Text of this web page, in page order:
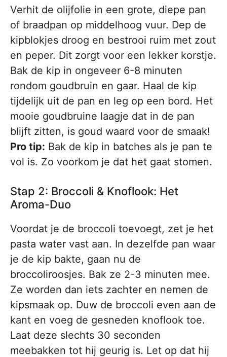
Verhit de olijfolie in een grote, diepe pan
of braadpan op middelhoog vuur. Dep de
kipblokjes droog en bestrooi ruim met zout
en peper. Dit zorgt voor een lekker korstje.
Bak de kip in ongeveer 6-8 minuten
rondom goudbruin en gaar. Haal de kip
tijdelijk uit de pan en leg op een bord. Het
mooie goudbruine laagje dat in de pan
blijft zitten, is goud waard voor de smaak!
Pro tip: Bak de kip in batches als je pan te
vol is. Zo voorkom je dat het gaat stomen.
Stap 2: Broccoli & Knoflook: Het
Aroma-Duo
Voordat je de broccoli toevoegt, zet je het
pasta water vast aan. In dezelfde pan waar
je de kip bakte, gaan nu de
broccoliroosjes. Bak ze 2-3 minuten mee.
Ze worden dan iets zachter en nemen de
kipsmaak op. Duw de broccoli even aan de
kant en voeg de gesneden knoflook toe.
Laat deze slechts 30 seconden
meebakken tot hij geurig is. Let op dat hij